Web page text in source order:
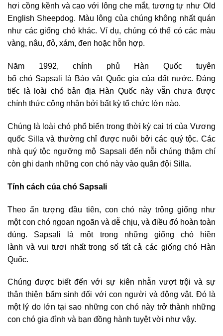
hơi cồng kềnh và cao với lông che mắt, tương tự như Old
English Sheepdog. Màu lông của chúng không nhất quán
như các giống chó khác. Ví dụ, chúng có thể có các màu
vàng, nâu, đỏ, xám, đen hoặc hỗn hợp.
Năm 1992, chính phủ Hàn Quốc tuyên
bố chó Sapsali là Bảo vật Quốc gia của đất nước. Đáng
tiếc là loài chó bản địa Hàn Quốc này vẫn chưa được
chính thức công nhận bởi bất kỳ tổ chức lớn nào.
Chúng là loài chó phổ biến trong thời kỳ cai trị của Vương
quốc Silla và thường chỉ được nuôi bởi các quý tộc. Các
nhà quý tộc ngưỡng mộ Sapsali đến nỗi chúng thậm chí
còn ghi danh những con chó này vào quân đội Silla.
Tính cách của chó Sapsali
Theo ấn tượng đầu tiên, con chó này trông giống như
một con chó ngoan ngoãn và dễ chịu, và điều đó hoàn toàn
đúng. Sapsali là một trong những giống chó hiền
lành và vui tươi nhất trong số tất cả các giống chó Hàn
Quốc.
Chúng được biết đến với sự kiên nhẫn vượt trội và sự
thân thiện bẩm sinh đối với con người và động vật. Đó là
một lý do lớn tại sao những con chó này trở thành những
con chó gia đình và bạn đồng hành tuyệt vời như vậy.